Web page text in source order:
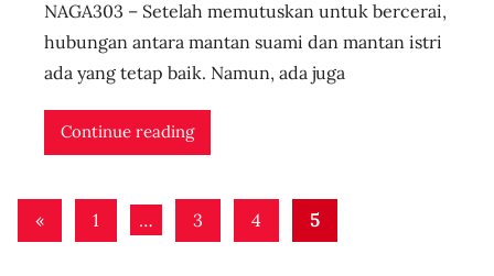
u
s
e
i
NAGA303 – Setelah memutuskan untuk bercerai,
hubungan antara mantan suami dan mantan istri
ada yang tetap baik. Namun, ada juga
Continue reading
Posts
«Previous
1 … 3 4 5